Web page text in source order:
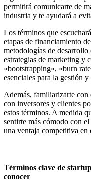
permitirá comunicarte de
industria y te ayudará a
Los términos que
etapas de financiamiento
metodologías de desarrollo
estrategias de marketing y
«bootstrapping», «burn
esenciales para la gestión
Además, familiarizarte con
con inversores y clientes
estos términos. A medida
sentirte más cómodo con
una ventaja competitiva en
Términos clave de
conocer